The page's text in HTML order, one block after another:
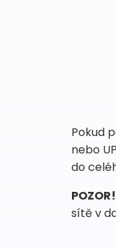
Pokud
nebo
do
POZOR!
sítě v